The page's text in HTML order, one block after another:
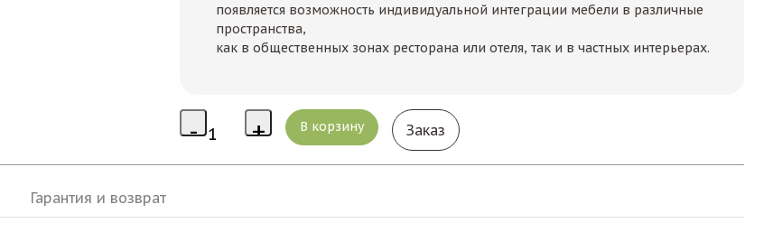
появляется возможность индивидуальной интеграции мебели в различные
пространства,
как в общественных зонах ресторана или отеля, так и в частных интерьерах.
Заказ
Гарантия и возврат